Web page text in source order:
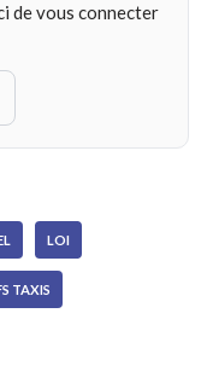
de vous connecter
LOI
TAXIS